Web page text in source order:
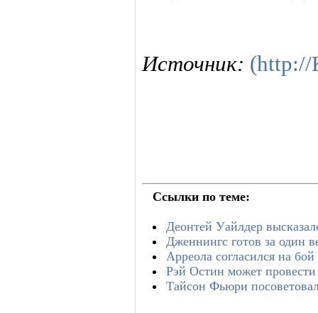
Источник: (http://
Ссылки по теме:
Деонтей Уайлдер
Дженнингс готов за один
Арреола согласился на
Рэй Остин может
Тайсон Фьюри